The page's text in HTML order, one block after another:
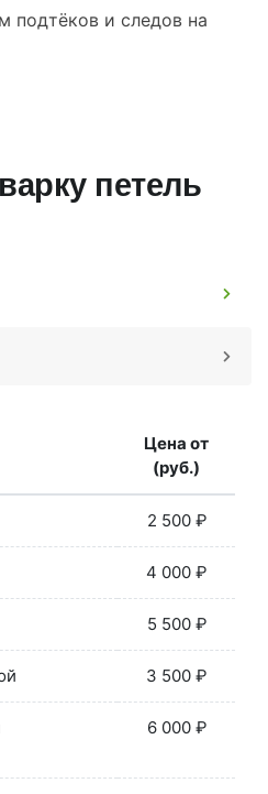
подтёков и следов на
петель
Цена от
(руб.)
2 500 ₽
4 000 ₽
5 500 ₽
3 500 ₽
6 000 ₽